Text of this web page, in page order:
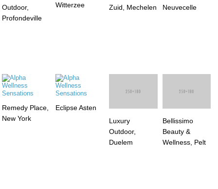
Outdoor,
Profondeville
Witterzee
Zuid, Mechelen
Neuvecelle
Remedy Place,
New York
Eclipse Asten
Luxury
Outdoor,
Duelem
Bellissimo
Beauty &
Wellness, Pelt